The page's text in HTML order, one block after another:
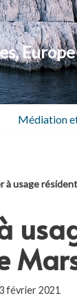
Médiation
à usage
3 février 2021